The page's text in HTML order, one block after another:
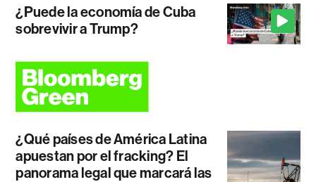
¿Puede la economía de Cuba
sobrevivir a Trump?
¿Qué países de América Latina
apuestan por el fracking? El
panorama legal que marcará las